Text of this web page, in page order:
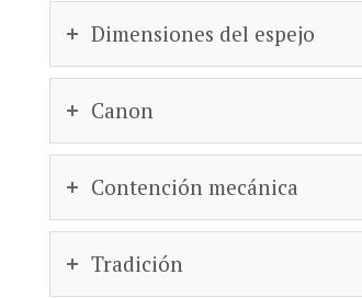
Dimensiones del espejo
Canon
Contención mecánica
Tradición